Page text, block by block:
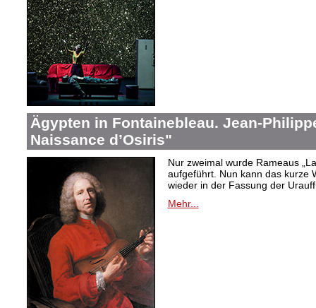
Ägypten in Fontainebleau. Jean-
Naissance d’Osiris"
Nur zweimal wurde Rameaus
aufgeführt. Nun kann das kurze
wieder in der Fassung der
Mehr...